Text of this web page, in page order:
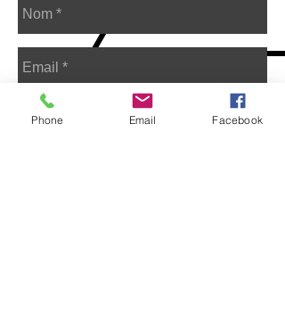
Phone Email Facebook